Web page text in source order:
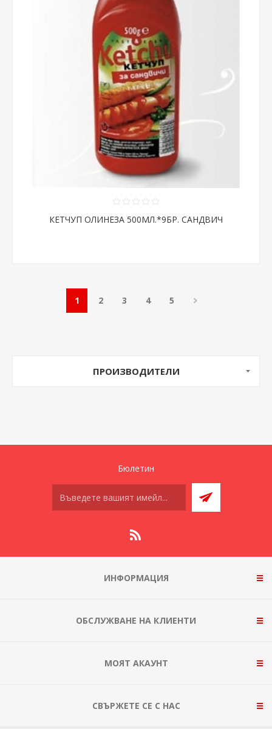
КЕТЧУП ОЛИНЕЗА 500МЛ.*9БР. САНДВИЧ
1 2 3 4 5
ПРОИЗВОДИТЕЛИ
Бюлетин
ИНФОРМАЦИЯ
ОБСЛУЖВАНЕ НА КЛИЕНТИ
МОЯТ АКАУНТ
СВЪРЖЕТЕ СЕ С НАС